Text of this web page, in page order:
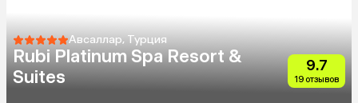
Авсаллар, Турция
Rubi Platinum Spa Resort &
Suites
9.7
19 отзывов